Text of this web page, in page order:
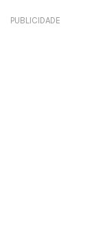
PUBLICIDADE